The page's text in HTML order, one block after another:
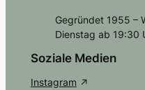
Gegründet 1955 –
Dienstag ab 19:30
Soziale Medien
Instagram